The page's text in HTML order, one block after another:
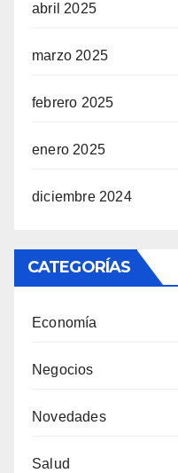
abril 2025
marzo 2025
febrero 2025
enero 2025
diciembre 2024
CATEGORÍAS
Economía
Negocios
Novedades
Salud